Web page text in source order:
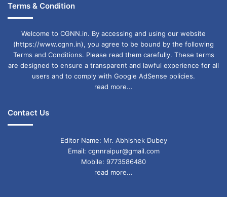
Terms & Condition
Welcome to CGNN.in. By accessing and using our website
(https://www.cgnn.in), you agree to be bound by the following
Terms and Conditions. Please read them carefully. These terms
are designed to ensure a transparent and lawful experience for all
users and to comply with Google AdSense policies.
read more...
Contact Us
Editor Name: Mr. Abhishek Dubey
Email: cgnnraipur@gmail.com
Mobile: 9773586480
read more...